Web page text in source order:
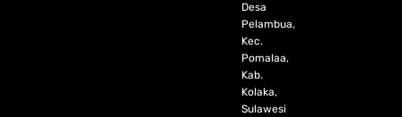
Desa
Pelambua,
Kec.
Pomalaa,
Kab.
Kolaka,
Sulawesi